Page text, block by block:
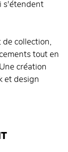
s'étendent
de collection,
tout en
création
et design